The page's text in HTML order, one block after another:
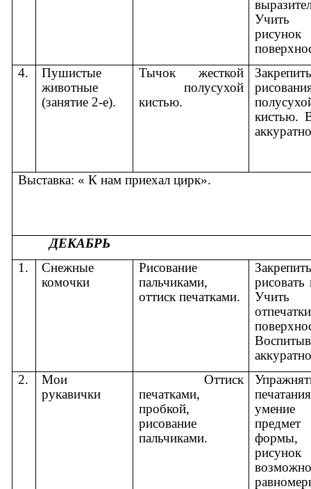
Учить
4.
Пушистые
животные
(занятие 2-е).
Тычок жесткой
полусухой
кистью.
кистью.
Выставка: « К нам приехал цирк».
ДЕКАБРЬ
1.
Снежные
комочки
Рисование
пальчиками,
оттиск печатками.
рисовать
Учить
2.
Мои
рукавички
Оттиск
печатками,
пробкой,
рисование
пальчиками.
умение
предмет